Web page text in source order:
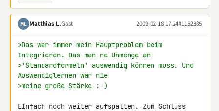
ML Matthias L.Gast 2009-02-18 17:24#1152385
>Das war immer mein Hauptproblem beim
Integrieren. Das man ne Unmenge an
>'Standardformeln' auswendig können muss. Und
Auswendiglernen war nie
>meine große Stärke :-)
EInfach noch weiter aufspalten. Zum Schluss